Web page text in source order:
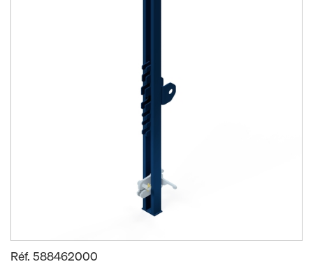
Réf. 588462000